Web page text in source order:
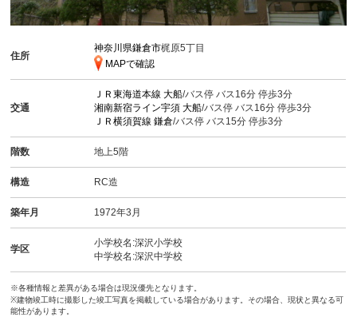
住所
神奈川県鎌倉市梶原5丁目
MAPで確認
交通
ＪＲ東海道本線大船/バス停 バス16分 停歩3分
湘南新宿ライン宇須大船/バス停 バス16分 停歩3分
ＪＲ横須賀線鎌倉/バス停 バス15分 停歩3分
階数 地上5階
構造 RC造
築年月 1972年3月
学区
小学校名:深沢小学校
中学校名:深沢中学校
※各種情報と差異がある場合は現況優先となります。
※建物竣工時に撮影した竣工写真を掲載している場合があります。その場合、現状と異なる可
能性があります。